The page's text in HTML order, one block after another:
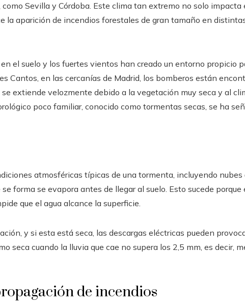
Sevilla y Córdoba. Este clima tan extremo no solo impacta
la aparición de incendios forestales de gran tamaño en
el suelo y los fuertes vientos han creado un entorno propicio
Cantos, en las cercanías de Madrid, los bomberos están
extiende velozmente debido a la vegetación muy seca y al
poco familiar, conocido como tormentas secas, se ha
atmosféricas típicas de una tormenta, incluyendo nubes
forma se evapora antes de llegar al suelo. Esto sucede porque
que el agua alcance la superficie.
y si esta está seca, las descargas eléctricas pueden
seca cuando la lluvia que cae no supera los 2,5 mm, es decir,
de incendios